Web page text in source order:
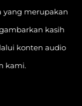
yang merupakan
kasih
konten audio
kami.